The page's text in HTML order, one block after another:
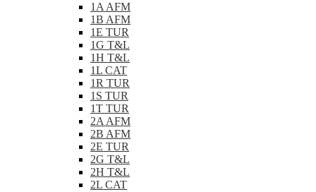
1A AFM
1B AFM
1E TUR
1G T&L
1H T&L
1L CAT
1R TUR
1S TUR
1T TUR
2A AFM
2B AFM
2E TUR
2G T&L
2H T&L
2L CAT